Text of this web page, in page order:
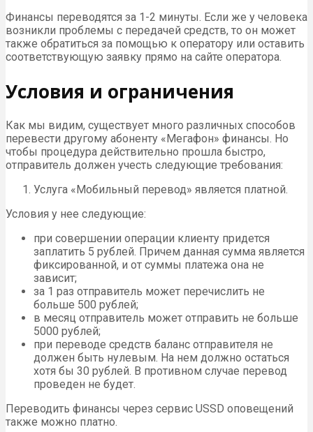
Финансы переводятся за 1-2 минуты. Если же у человека
возникли проблемы с передачей средств, то он может
также обратиться за помощью к оператору или оставить
соответствующую заявку прямо на сайте оператора.
Условия и ограничения
Как мы видим, существует много различных способов
перевести другому абоненту «Мегафон» финансы. Но
чтобы процедура действительно прошла быстро,
отправитель должен учесть следующие требования:
Услуга «Мобильный перевод» является платной.
Условия у нее следующие:
при совершении операции клиенту придется
заплатить 5 рублей. Причем данная сумма является
фиксированной, и от суммы платежа она не
зависит;
за 1 раз отправитель может перечислить не
больше 500 рублей;
в месяц отправитель может отправить не больше
5000 рублей;
при переводе средств баланс отправителя не
должен быть нулевым. На нем должно остаться
хотя бы 30 рублей. В противном случае перевод
проведен не будет.
Переводить финансы через сервис USSD оповещений
также можно платно.